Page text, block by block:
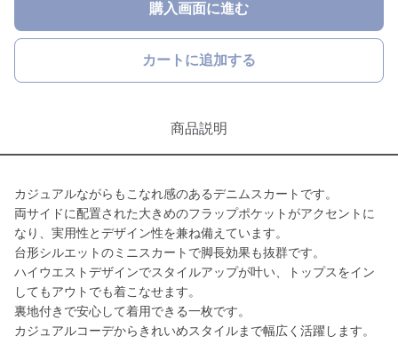
購入画面に進む
カートに追加する
商品説明
カジュアルながらもこなれ感のあるデニムスカートです。
両サイドに配置された大きめのフラップポケットがアクセントに
なり、実用性とデザイン性を兼ね備えています。
台形シルエットのミニスカートで脚長効果も抜群です。
ハイウエストデザインでスタイルアップが叶い、トップスをイン
してもアウトでも着こなせます。
裏地付きで安心して着用できる一枚です。
カジュアルコーデからきれいめスタイルまで幅広く活躍します。